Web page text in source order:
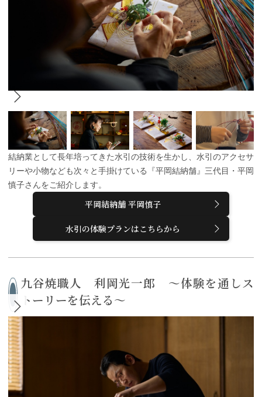
結納業として長年培ってきた水引の技術を生かし、水引のアクセサ
リーや小物なども次々と手掛けている『平岡結納舗』三代目・平岡
慎子さんをご紹介します。
平岡結納舗 平岡慎子
水引の体験プランはこちらから
九谷焼職人 利岡光一郎 ～体験を通しス
トーリーを伝える～